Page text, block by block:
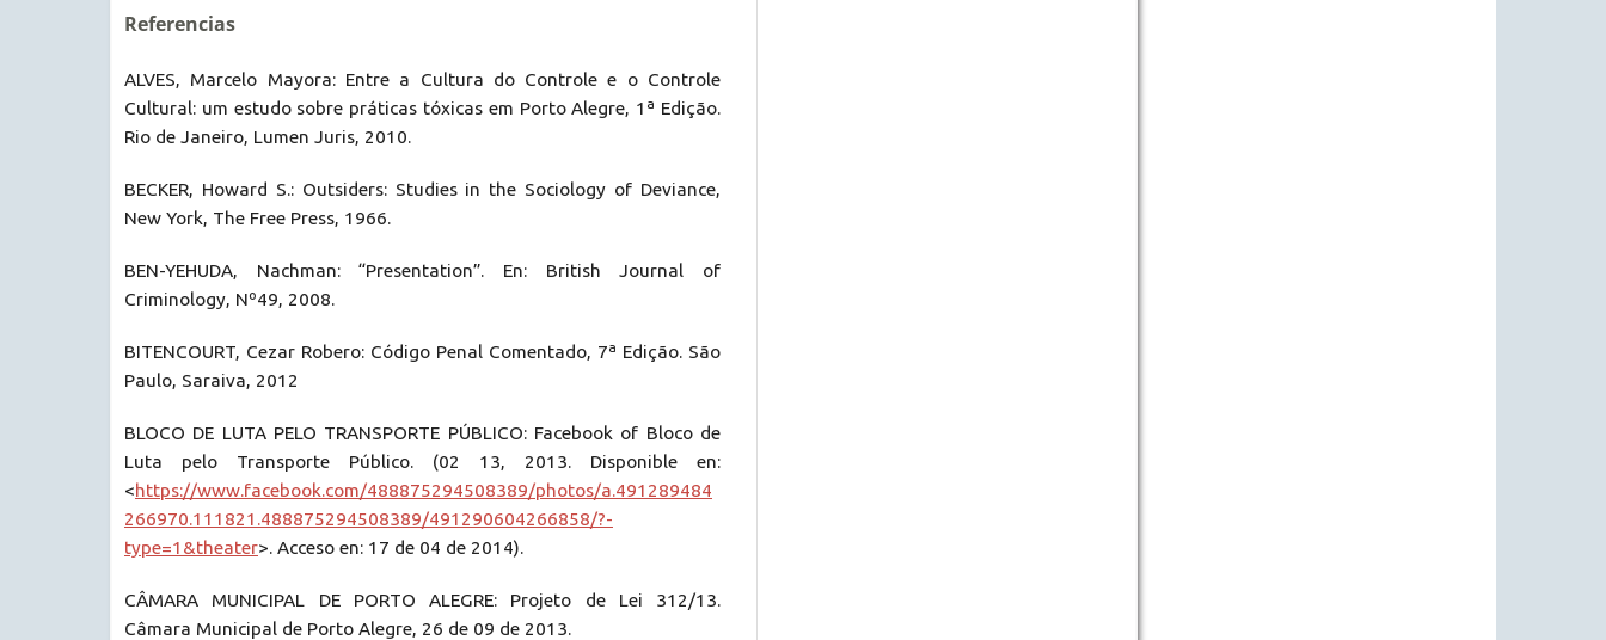
Referencias
ALVES, Marcelo Mayora: Entre a Cultura do Controle e o Controle
Cultural: um estudo sobre práticas tóxicas em Porto Alegre, 1ª Edição.
Rio de Janeiro, Lumen Juris, 2010.
BECKER, Howard S.: Outsiders: Studies in the Sociology of Deviance,
New York, The Free Press, 1966.
BEN-YEHUDA, Nachman: “Presentation”. En: British Journal of
Criminology, Nº49, 2008.
BITENCOURT, Cezar Robero: Código Penal Comentado, 7ª Edição. São
Paulo, Saraiva, 2012
BLOCO DE LUTA PELO TRANSPORTE PÚBLICO: Facebook of Bloco de
Luta pelo Transporte Público. (02 13, 2013. Disponible en:
<https://www.facebook.com/488875294508389/photos/a.491289484
266970.111821.488875294508389/491290604266858/?-
type=1&theater>. Acceso en: 17 de 04 de 2014).
CÂMARA MUNICIPAL DE PORTO ALEGRE: Projeto de Lei 312/13.
Câmara Municipal de Porto Alegre, 26 de 09 de 2013.